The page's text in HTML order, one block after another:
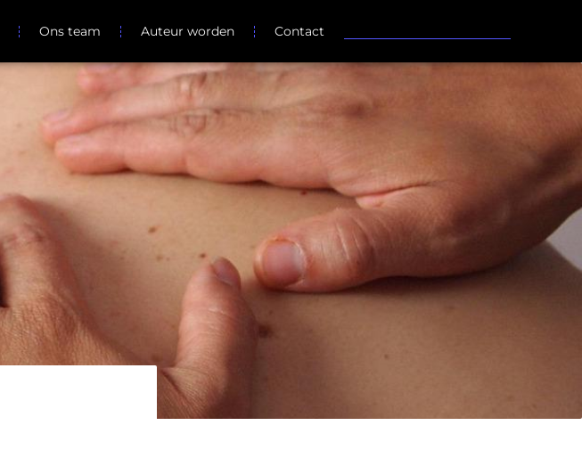
Ons team Auteur worden Contact